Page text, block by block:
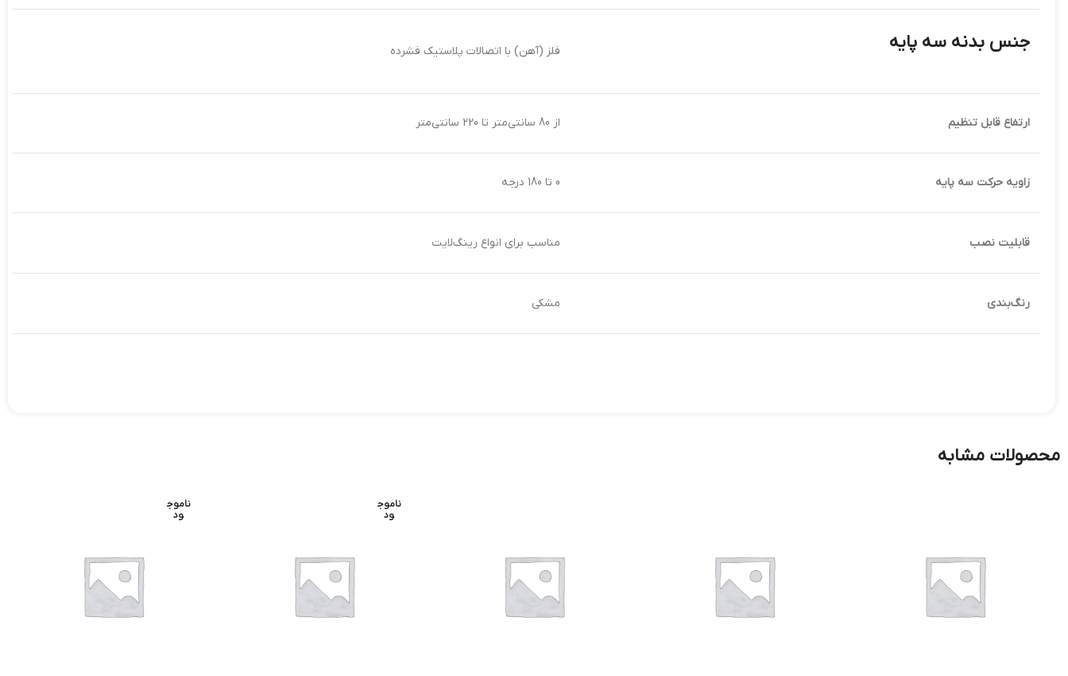
جنس بدنه سه پایه فلز (آهن) با اتصالات پلاستیک فشرده
ارتفاع قابل تنظیم از 80 سانتی‌متر تا 220 سانتی‌متر
زاویه حرکت سه پایه 0 تا 180 درجه
قابلیت نصب مناسب برای انواع رینگ‌لایت
رنگ‌بندی مشکی
محصولات مشابه
ناموج
ود
ناموج
ود